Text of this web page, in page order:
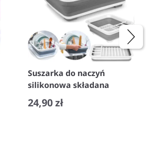
Suszarka do naczyń
silikonowa składana
24,90 zł